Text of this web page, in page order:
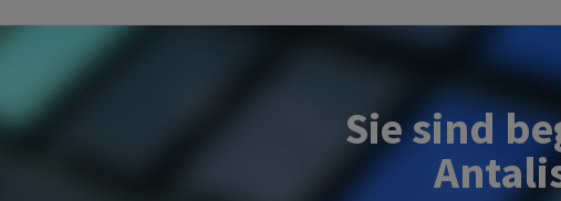
Sie sind